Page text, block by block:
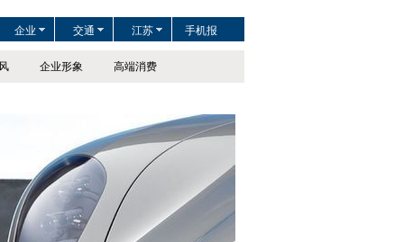
企业 交通 江苏 手机报
企业形象 高端消费